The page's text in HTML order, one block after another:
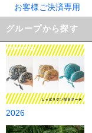
お客様ご決済専用
グループから探す
2026